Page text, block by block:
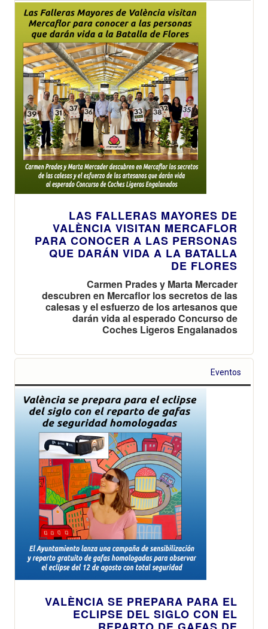
LAS FALLERAS MAYORES DE
VALÈNCIA VISITAN MERCAFLOR
PARA CONOCER A LAS PERSONAS
QUE DARÁN VIDA A LA BATALLA
DE FLORES
Carmen Prades y Marta Mercader
descubren en Mercaflor los secretos de las
calesas y el esfuerzo de los artesanos que
darán vida al esperado Concurso de
Coches Ligeros Engalanados
Eventos
VALÈNCIA SE PREPARA PARA EL
ECLIPSE DEL SIGLO CON EL